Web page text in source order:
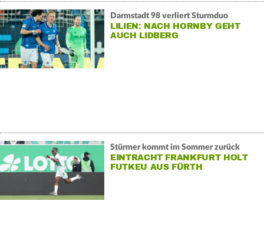
Darmstadt 98 verliert Sturmduo
LILIEN: NACH HORNBY GEHT
AUCH LIDBERG
Stürmer kommt im Sommer zurück
EINTRACHT FRANKFURT HOLT
FUTKEU AUS FÜRTH